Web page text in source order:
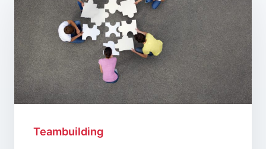
Teambuilding